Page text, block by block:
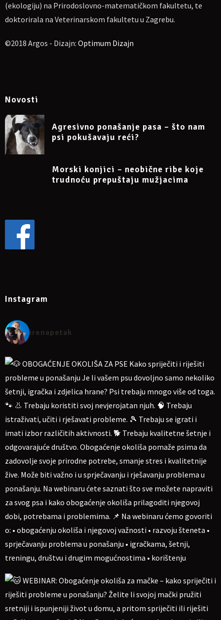
(ekologiju) na Prirodoslovno-matematičkom fakultetu, te
doktorirala na Veterinarskom fakultetu u Zagrebu.
©2018 Argos - Dizajn: Optimum Dizajn
Novosti
Agresivno ponašanje pasa – što nam
psi pokušavaju reći?
Morski konjici – neobične ribe koje
trudnoću prepuštaju mužjacima
Instagram
irenapetak